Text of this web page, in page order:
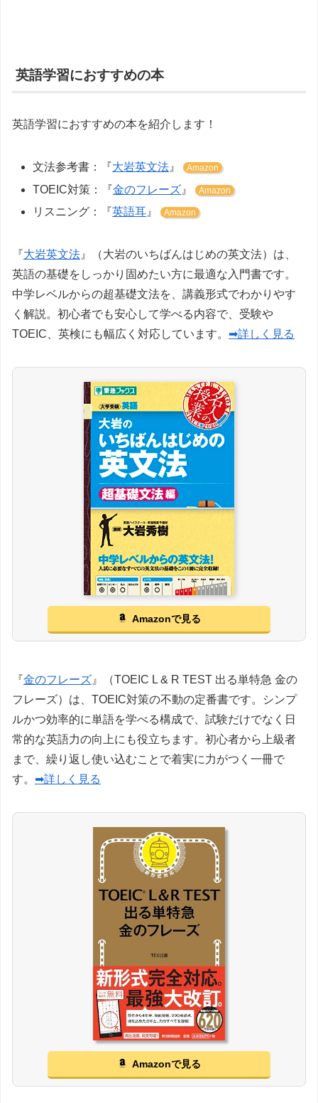
英語学習におすすめの本
英語学習におすすめの本を紹介します！
文法参考書：『大岩英文法』 Amazon
TOEIC対策：『金のフレーズ 』 Amazon
リスニング：『英語耳 』 Amazon
『大岩英文法 』（大岩のいちばんはじめの英文法）は、
英語の基礎をしっかり固めたい方に最適な入門書です。
中学レベルからの超基礎文法を、講義形式でわかりやす
く解説。初心者でも安心して学べる内容で、受験や
TOEIC、英検にも幅広く対応しています。 ➡詳しく見る
Amazonで見る
『金のフレーズ 』（TOEIC L & R TEST 出る単特急 金の
フレーズ）は、TOEIC対策の不動の定番書です。シンプ
ルかつ効率的に単語を学べる構成で、試験だけでなく日
常的な英語力の向上にも役立ちます。初心者から上級者
まで、繰り返し使い込むことで着実に力がつく一冊で
す。 ➡詳しく見る
Amazonで見る